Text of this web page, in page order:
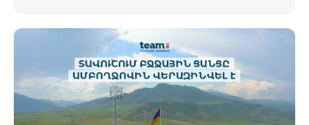
է մինչև 1
Ակցիայի շրջանակում ԿՈՍՄՈ 4 12500 և ԿՈՍՄՈ 4
16500 փաթեթները տրամադրվում են հետևյալ
պայմաններով․ Առաջին 6 ամիսների ընթացքում՝
50% զեղչ, Հաջորդ 6 ամիսների ընթացքում՝ 25%
զեղչ։ ԿՈՍՄՈ սակագնային փաթեթների
ներառումներին մանրամասն ծանոթանալու